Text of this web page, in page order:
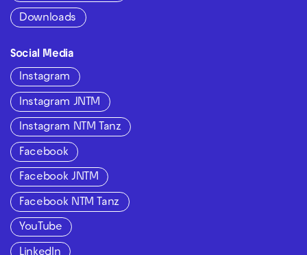
Downloads
Social Media
Instagram
Instagram JNTM
Instagram NTM Tanz
Facebook
Facebook JNTM
Facebook NTM Tanz
YouTube
LinkedIn